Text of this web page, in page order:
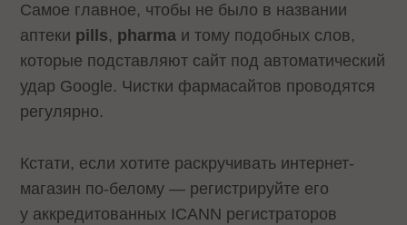
Самое главное, чтобы не было в названии
аптеки pills, pharma и тому подобных слов,
которые подставляют сайт под автоматический
удар Google. Чистки фармасайтов проводятся
регулярно.
Кстати, если хотите раскручивать интернет-
магазин по-белому — регистрируйте его
у аккредитованных ICANN регистраторов